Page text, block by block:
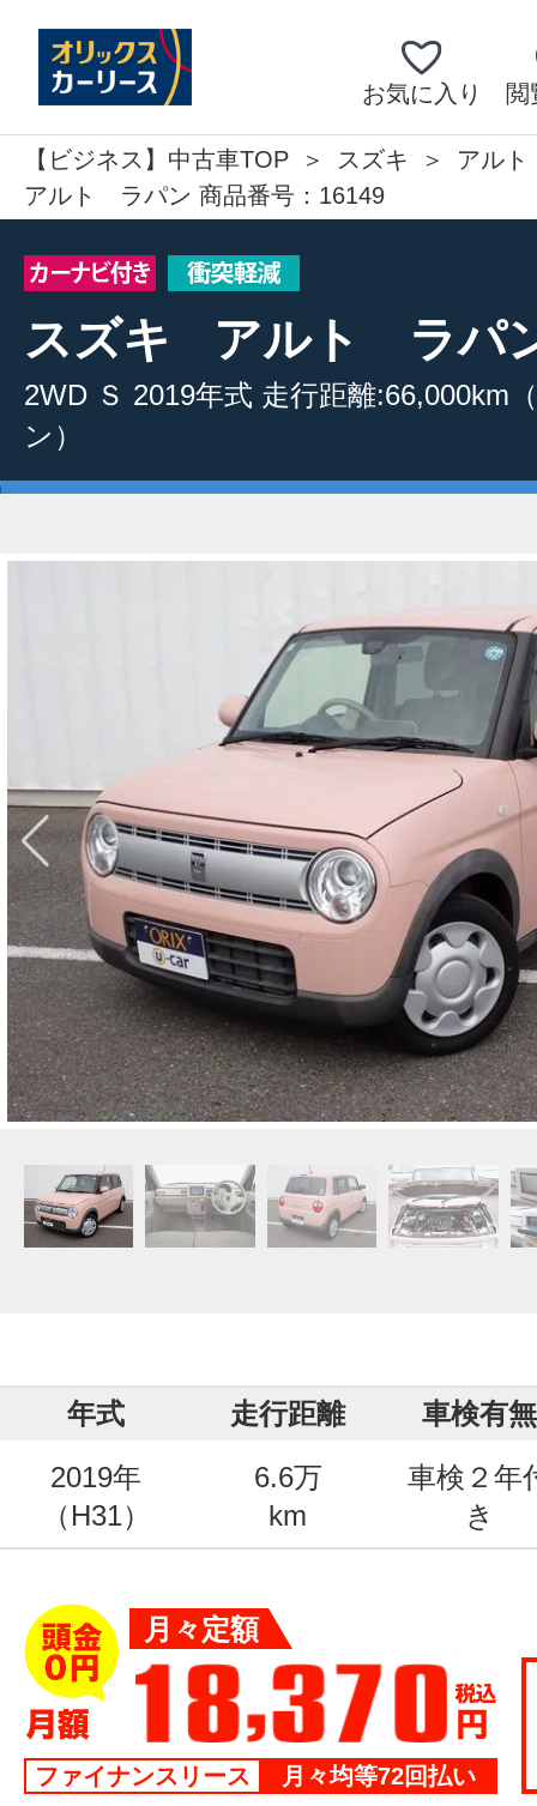
お気に入り 閲
【ビジネス】中古車TOP スズキ
アル
アルト ラパン 商品番号：16149
スズキ アルト ラパ
2WD Ｓ 2019年式 走行距離:66,000km
ン）
年式 走行距離
車検有無
2019年
（H31）
6.6万
km
車検２年
き
月々定額
ファイナンスリース 月々均等72回払い